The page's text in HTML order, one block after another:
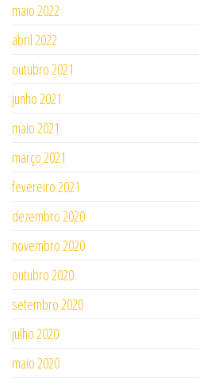
maio 2022
abril 2022
outubro 2021
junho 2021
maio 2021
março 2021
fevereiro 2021
dezembro 2020
novembro 2020
outubro 2020
setembro 2020
julho 2020
maio 2020